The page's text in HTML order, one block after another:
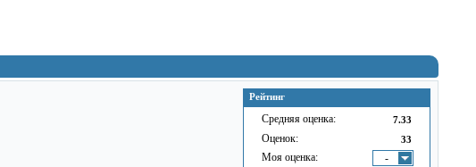
Рейтинг
Средняя оценка: 7.33
Оценок: 33
Моя оценка: -